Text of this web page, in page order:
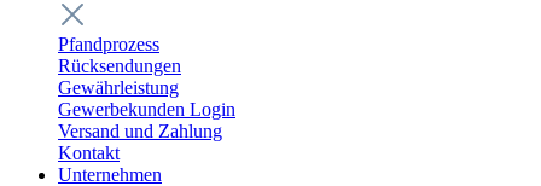
Pfandprozess
Rücksendungen
Gewährleistung
Gewerbekunden Login
Versand und Zahlung
Kontakt
Unternehmen